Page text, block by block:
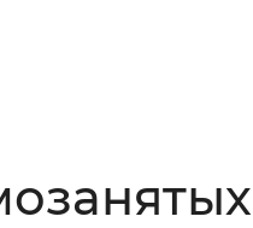
Увеличенный